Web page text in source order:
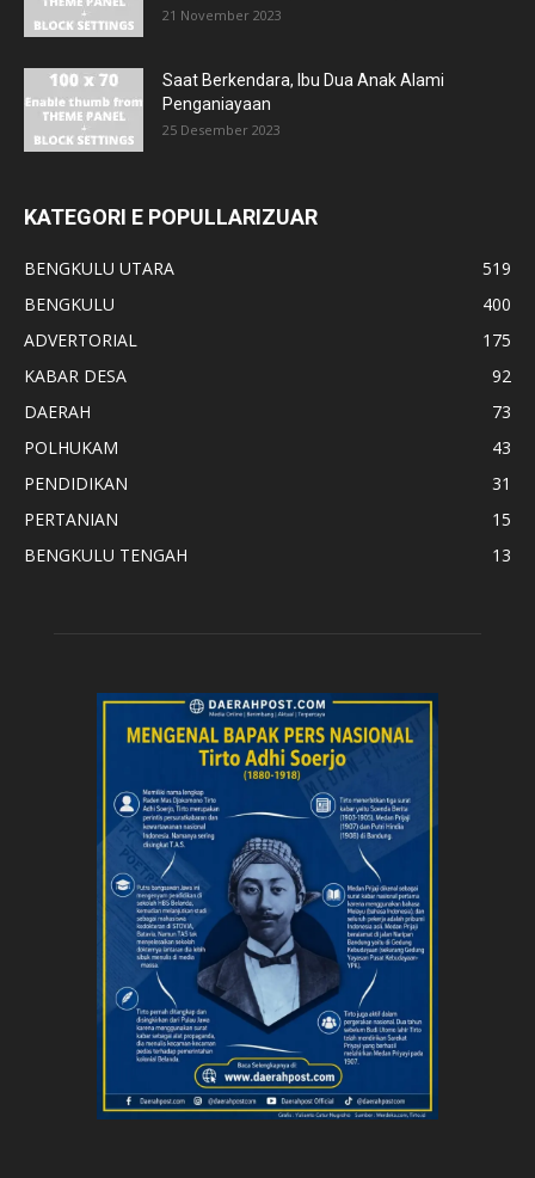
21 November 2023
Saat Berkendara, Ibu Dua Anak Alami
Penganiayaan
25 Desember 2023
KATEGORI E POPULLARIZUAR
BENGKULU UTARA
519
BENGKULU
400
ADVERTORIAL
175
KABAR DESA
92
DAERAH
73
POLHUKAM
43
PENDIDIKAN
31
PERTANIAN
15
BENGKULU TENGAH
13